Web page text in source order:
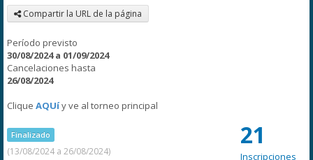
Compartir la URL de la página
Período previsto
30/08/2024 a 01/09/2024
Cancelaciones hasta
26/08/2024
Clique AQUíy ve al torneo principal
Finalizado
(13/08/2024 a 26/08/2024)
21
Inscripciones